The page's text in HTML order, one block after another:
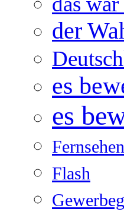
der
es
es
Fernsehen
Flash